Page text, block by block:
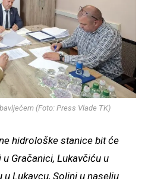
(Foto: Press Vlade TK)
hidrološke stanice bit će
Gračanici, Lukavčiću u
Lukavcu, Solini u naselju